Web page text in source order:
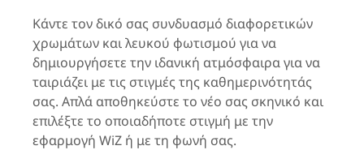
Κάντε τον δικό σας συνδυασμό διαφορετικών
χρωμάτων και λευκού φωτισμού για να
δημιουργήσετε την ιδανική ατμόσφαιρα για να
ταιριάζει με τις στιγμές της καθημερινότητάς
σας. Απλά αποθηκεύστε το νέο σας σκηνικό και
επιλέξτε το οποιαδήποτε στιγμή με την
εφαρμογή WiZ ή με τη φωνή σας.